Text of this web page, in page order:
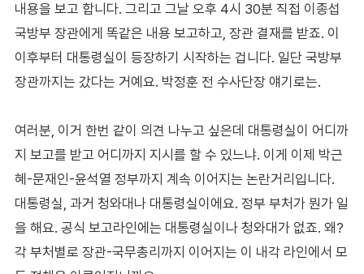
내용을 보고 합니다. 그리고 그날 오후 4시 30분 직접 이종섭
국방부 장관에게 똑같은 내용 보고하고, 장관 결재를 받죠. 이
이후부터 대통령실이 등장하기 시작하는 겁니다. 일단 국방부
장관까지는 갔다는 거예요. 박정훈 전 수사단장 얘기로는.
여러분, 이거 한번 같이 의견 나누고 싶은데 대통령실이 어디까
지 보고를 받고 어디까지 지시를 할 수 있느냐. 이게 이제 박근
혜-문재인-윤석열 정부까지 계속 이어지는 논란거리입니다.
대통령실, 과거 청와대나 대통령실이에요. 정부 부처가 뭔가 일
을 해요. 공식 보고라인에는 대통령실이나 청와대가 없죠. 왜?
각 부처별로 장관-국무총리까지 이어지는 이 내각 라인에서 모